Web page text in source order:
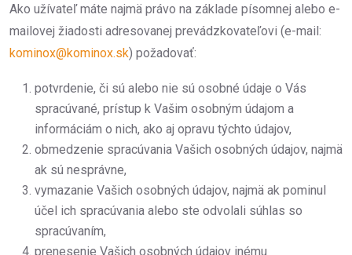
Ako užívateľ máte najmä právo na základe písomnej alebo e-
mailovej žiadosti adresovanej prevádzkovateľovi (e-mail:
kominox@kominox.sk) požadovať:
potvrdenie, či sú alebo nie sú osobné údaje o Vás
spracúvané, prístup k Vašim osobným údajom a
informáciám o nich, ako aj opravu týchto údajov,
obmedzenie spracúvania Vašich osobných údajov, najmä
ak sú nesprávne,
vymazanie Vašich osobných údajov, najmä ak pominul
účel ich spracúvania alebo ste odvolali súhlas so
spracúvaním,
prenesenie Vašich osobných údajov inému